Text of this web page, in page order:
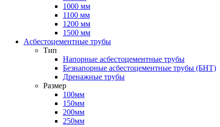
1000 мм
1100 мм
1200 мм
1500 мм
Асбестоцементные трубы
Тип
Напорные асбестоцементные трубы
Безнапорные асбестоцементные трубы (БНТ)
Дренажные трубы
Размер
100мм
150мм
200мм
250мм